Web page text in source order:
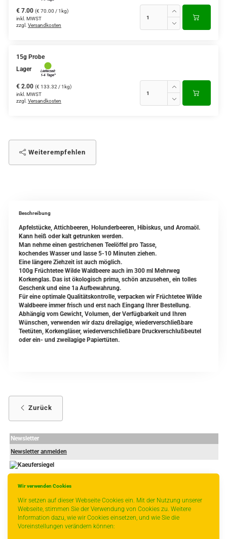
Wir verwenden Cookies
Wir setzen auf dieser Webseite Cookies ein. Mit der Nutzung unserer
Webseite, stimmen Sie der Verwendung von Cookies zu. Weitere
Information dazu, wie wir Cookies einsetzen, und wie Sie die
Voreinstellungen verändern können:
€ 7.00 (€ 70.00 / 1kg)
inkl. MWST
zzgl. Versandkosten
15g Probe
Lager
€ 2.00 (€ 133.32 / 1kg)
inkl. MWST
zzgl. Versandkosten
Weiterempfehlen
Beschreibung
Apfelstücke, Attichbeeren, Holunderbeeren, Hibiskus, und Aromaöl.
Kann heiß oder kalt getrunken werden.
Man nehme einen gestrichenen Teelöffel pro Tasse,
kochendes Wasser und lasse 5-10 Minuten ziehen.
Eine längere Ziehzeit ist auch möglich.
100g Früchtetee Wilde Waldbeere auch im 300 ml Mehrweg
Korkenglas. Das ist ökologisch prima, schön anzusehen, ein tolles
Geschenk und eine 1a Aufbewahrung.
Für eine optimale Qualitätskontrolle, verpacken wir Früchtetee Wilde
Waldbeere immer frisch und erst nach Eingang Ihrer Bestellung.
Abhängig vom Gewicht, Volumen, der Verfügbarkeit und Ihren
Wünschen, verwenden wir dazu dreilagige, wiederverschließbare
Teetüten, Korkengläser, wiederverschließbare Druckverschlußbeutel
oder ein- und zweilagige Papiertüten.
Zurück
Newsletter
Newsletter anmelden
- ----------------